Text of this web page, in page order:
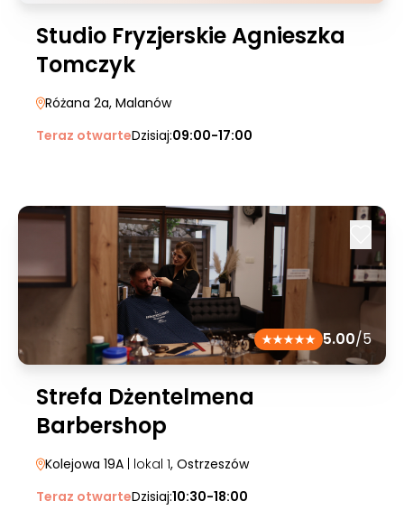
Studio Fryzjerskie Agnieszka
Tomczyk
Różana 2a, Malanów
Teraz otwarteDzisiaj:09:00-17:00
5.00/5
Strefa Dżentelmena
Barbershop
Kolejowa 19A | lokal 1, Ostrzeszów
Teraz otwarteDzisiaj:10:30-18:00